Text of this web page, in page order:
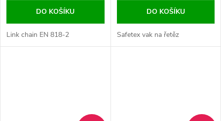
DO KOŠÍKU
Link chain EN 818-2
DO KOŠÍKU
Safetex vak na řetěz